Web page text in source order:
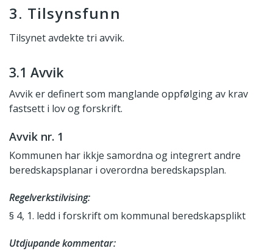
3. Tilsynsfunn
Tilsynet avdekte tri avvik.
3.1 Avvik
Avvik er definert som manglande oppfølging av krav
fastsett i lov og forskrift.
Avvik nr. 1
Kommunen har ikkje samordna og integrert andre
beredskapsplanar i overordna beredskapsplan.
Regelverkstilvising:
§ 4, 1. ledd i forskrift om kommunal beredskapsplikt
Utdjupande kommentar: